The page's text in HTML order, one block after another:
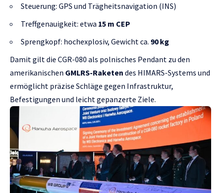
Steuerung: GPS und Trägheitsnavigation (INS)
Treffgenauigkeit: etwa 15 m CEP
Sprengkopf: hochexplosiv, Gewicht ca. 90 kg
Damit gilt die CGR-080 als polnisches Pendant zu den
amerikanischen GMLRS-Raketen des HIMARS-Systems und
ermöglicht präzise Schläge gegen Infrastruktur,
Befestigungen und leicht gepanzerte Ziele.